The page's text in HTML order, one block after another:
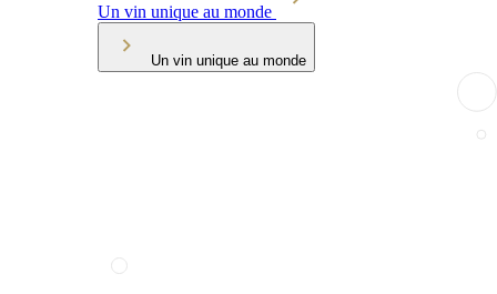
Un vin unique au monde
Un vin unique au monde